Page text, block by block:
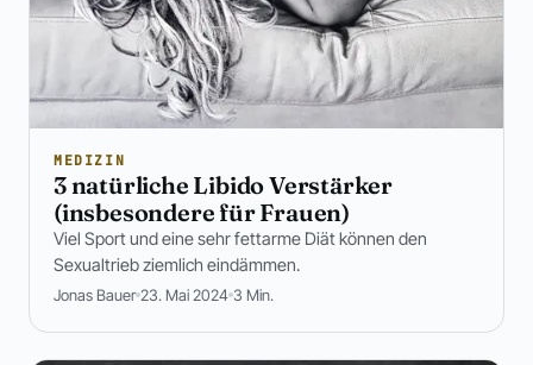
MEDIZIN
3 natürliche Libido Verstärker
(insbesondere für Frauen)
Viel Sport und eine sehr fettarme Diät können den
Sexualtrieb ziemlich eindämmen.
Jonas Bauer 23. Mai 2024 3 Min.